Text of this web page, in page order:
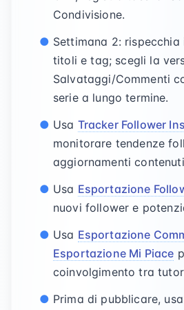
Condivisione.
Settimana 2:
titoli e tag; scegli la
Salvataggi/Commenti
serie a lungo termine.
Usa Tracker Follower
monitorare tendenze
aggiornamenti
Usa Esportazione
nuovi follower e
Usa Esportazione
Esportazione Mi Piace
coinvolgimento tra
Prima di pubblicare, usa